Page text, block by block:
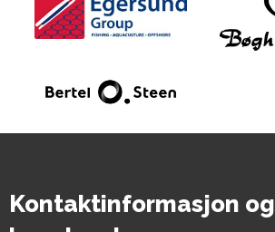
Kontaktinformasjon og